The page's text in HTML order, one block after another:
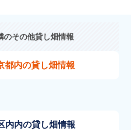
のその他貸し畑情報
都内の貸し畑情報
内内の貸し畑情報